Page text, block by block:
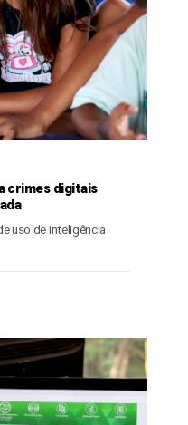
crimes digitais
uso de inteligência